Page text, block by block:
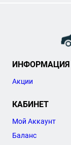
ИНФОРМАЦИЯ
Акции
КАБИНЕТ
Мой Аккаунт
Баланс